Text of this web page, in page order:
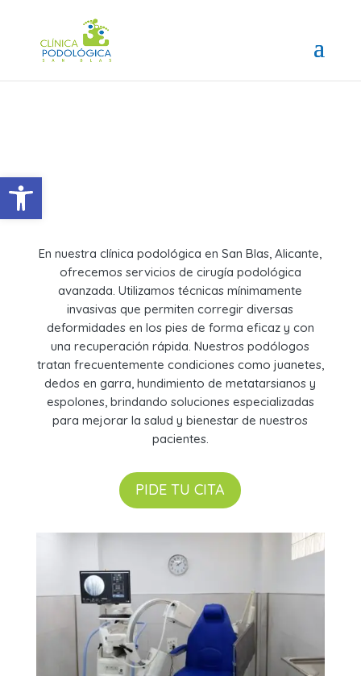
En nuestra clínica podológica en San Blas, Alicante,
ofrecemos servicios de cirugía podológica
avanzada. Utilizamos técnicas mínimamente
invasivas que permiten corregir diversas
deformidades en los pies de forma eficaz y con
una recuperación rápida. Nuestros podólogos
tratan frecuentemente condiciones como juanetes,
dedos en garra, hundimiento de metatarsianos y
espolones, brindando soluciones especializadas
para mejorar la salud y bienestar de nuestros
pacientes.
PIDE TU CITA
Abrir barra de herramientas